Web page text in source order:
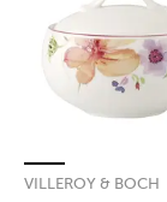
VILLEROY & BOCH